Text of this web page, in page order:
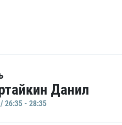
Данил
26:35 - 28:35